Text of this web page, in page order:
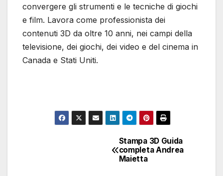
convergere gli strumenti e le tecniche di giochi
e film. Lavora come professionista dei
contenuti 3D da oltre 10 anni, nei campi della
televisione, dei giochi, dei video e del cinema in
Canada e Stati Uniti.
Navigazione Stampa 3D Guida
completa Andrea
Maietta